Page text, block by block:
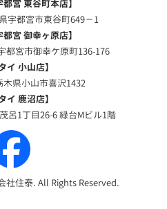
都宮 東谷町本店】
宇都宮市東谷町649－1
都宮 御幸ヶ原店】
宮市御幸ケ原町136-176
イ 小山店】
県小山市喜沢1432
イ 鹿沼店】
呂1丁目26-6 緑台Mビル1階
社住泰. All Rights Reserved.